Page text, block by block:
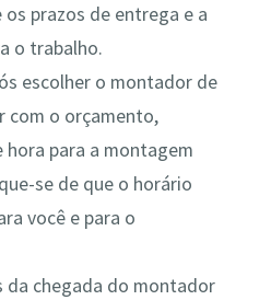
prazos de entrega e a
o trabalho.
escolher o montador de
com o orçamento,
hora para a montagem
se de que o horário
você e para o
da chegada do montador